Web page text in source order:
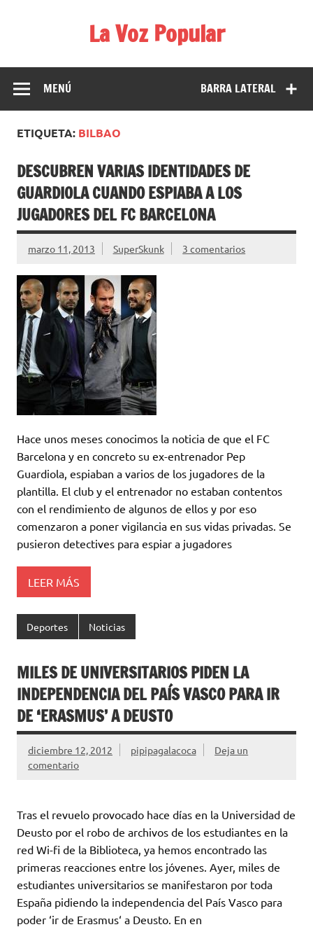
La Voz Popular
para reírse de las verdaderas.
BARRA LATERAL
MENÚ
ETIQUETA: BILBAO
DESCUBREN VARIAS IDENTIDADES DE
GUARDIOLA CUANDO ESPIABA A LOS
JUGADORES DEL FC BARCELONA
marzo 11, 2013 SuperSkunk 3 comentarios
Hace unos meses conocimos la noticia de que el FC
Barcelona y en concreto su ex-entrenador Pep
Guardiola, espiaban a varios de los jugadores de la
plantilla. El club y el entrenador no estaban contentos
con el rendimiento de algunos de ellos y por eso
comenzaron a poner vigilancia en sus vidas privadas. Se
pusieron detectives para espiar a jugadores
LEER MÁS
Deportes Noticias
MILES DE UNIVERSITARIOS PIDEN LA
INDEPENDENCIA DEL PAÍS VASCO PARA IR
DE ‘ERASMUS’ A DEUSTO
diciembre 12, 2012 pipipagalacoca
Deja un
comentario
Tras el revuelo provocado hace días en la Universidad de
Deusto por el robo de archivos de los estudiantes en la
red Wi-fi de la Biblioteca, ya hemos encontrado las
primeras reacciones entre los jóvenes. Ayer, miles de
estudiantes universitarios se manifestaron por toda
España pidiendo la independencia del País Vasco para
poder ‘ir de Erasmus‘ a Deusto. En en